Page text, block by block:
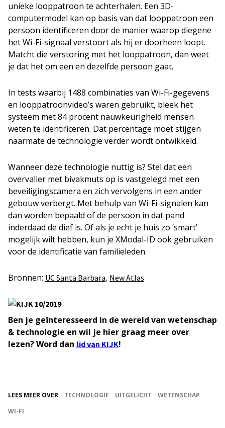
unieke looppatroon te achterhalen. Een 3D-
computermodel kan op basis van dat looppatroon een
persoon identificeren door de manier waarop diegene
het Wi-Fi-signaal verstoort als hij er doorheen loopt.
Matcht die verstoring met het looppatroon, dan weet
je dat het om een en dezelfde persoon gaat.
In tests waarbij 1488 combinaties van Wi-Fi-gegevens
en looppatroonvideo’s waren gebruikt, bleek het
systeem met 84 procent nauwkeurigheid mensen
weten te identificeren. Dat percentage moet stijgen
naarmate de technologie verder wordt ontwikkeld.
Wanneer deze technologie nuttig is? Stel dat een
overvaller met bivakmuts op is vastgelegd met een
beveiligingscamera en zich vervolgens in een ander
gebouw verbergt. Met behulp van Wi-Fi-signalen kan
dan worden bepaald of de persoon in dat pand
inderdaad de dief is. Of als je echt je huis zo ‘smart’
mogelijk wilt hebben, kun je XModal-ID ook gebruiken
voor de identificatie van familieleden.
Bronnen: UC Santa Barbara, New Atlas
Ben je geïnteresseerd in de wereld van wetenschap
& technologie en wil je hier graag meer over
lezen? Word dan lid van KIJK!
LEES MEER OVER TECHNOLOGIE UITGELICHT
WETENSCHAP
WI-FI